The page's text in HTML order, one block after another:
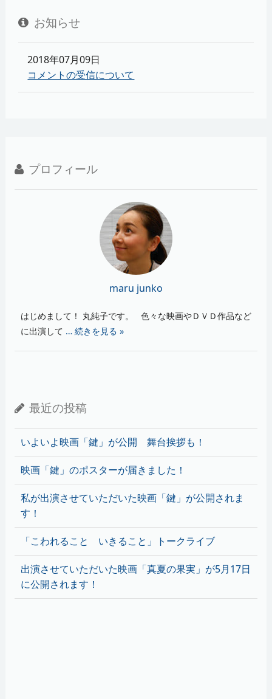
お知らせ
2018年07月09日
コメントの受信について
プロフィール
maru junko
はじめまして！ 丸純子です。 色々な映画やＤＶＤ作品など
に出演して … 続きを見る »
最近の投稿
いよいよ映画「鍵」が公開 舞台挨拶も！
映画「鍵」のポスターが届きました！
私が出演させていただいた映画「鍵」が公開されま
す！
「こわれること いきること」トークライブ
出演させていただいた映画「真夏の果実」が5月17日
に公開されます！